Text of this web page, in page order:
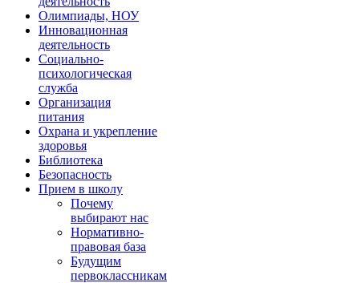
Олимпиады, НОУ
Инновационная
деятельность
Социально-
психологическая
служба
Организация
питания
Охрана и укрепление
здоровья
Библиотека
Безопасность
Прием в школу
Почему
выбирают нас
Нормативно-
правовая база
Будущим
первоклассникам